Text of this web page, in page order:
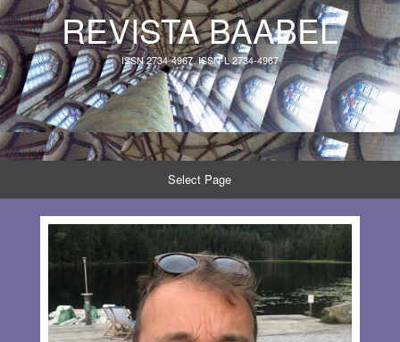
REVISTA BAABEL
ISSN 2734-4967, ISSN-L 2734-4967
Select Page